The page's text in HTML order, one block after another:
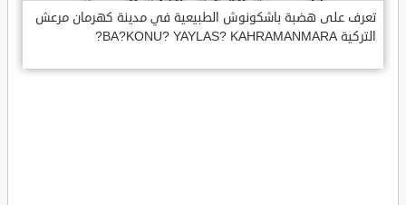
تعرف على هضبة باشكونوش الطبيعية في مدينة كهرمان مرعش
التركية BA?KONU? YAYLAS? KAHRAMANMARA?